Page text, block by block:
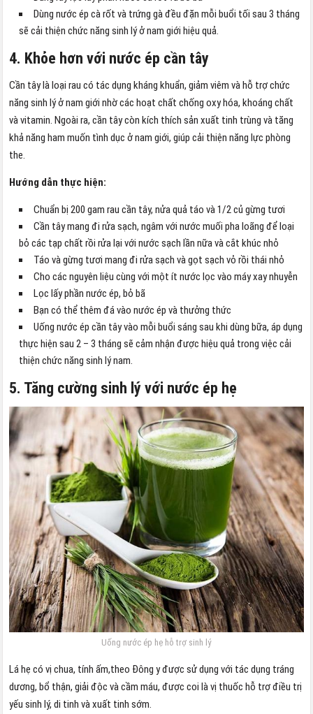
Dùng nước ép cà rốt và trứng gà đều đặn mỗi buổi tối sau 3 tháng
sẽ cải thiện chức năng sinh lý ở nam giới hiệu quả.
4. Khỏe hơn với nước ép cần tây
Cần tây là loại rau có tác dụng kháng khuẩn, giảm viêm và hỗ trợ chức
năng sinh lý ở nam giới nhờ các hoạt chất chống oxy hóa, khoáng chất
và vitamin. Ngoài ra, cần tây còn kích thích sản xuất tinh trùng và tăng
khả năng ham muốn tình dục ở nam giới, giúp cải thiện năng lực phòng
the.
Hướng dẫn thực hiện:
Chuẩn bị 200 gam rau cần tây, nửa quả táo và 1/2 củ gừng tươi
Cần tây mang đi rửa sạch, ngâm với nước muối pha loãng để loại
bỏ các tạp chất rồi rửa lại với nước sạch lần nữa và cắt khúc nhỏ
Táo và gừng tươi mang đi rửa sạch và gọt sạch vỏ rồi thái nhỏ
Cho các nguyên liệu cùng với một ít nước lọc vào máy xay nhuyễn
Lọc lấy phần nước ép, bỏ bã
Bạn có thể thêm đá vào nước ép và thưởng thức
Uống nước ép cần tây vào mỗi buổi sáng sau khi dùng bữa, áp dụng
thực hiện sau 2 – 3 tháng sẽ cảm nhận được hiệu quả trong việc cải
thiện chức năng sinh lý nam.
5. Tăng cường sinh lý với nước ép hẹ
Uống nước ép hẹ hỗ trợ sinh lý
Lá hẹ có vị chua, tính ấm,theo Đông y được sử dụng với tác dụng tráng
dương, bổ thận, giải độc và cầm máu, được coi là vị thuốc hỗ trợ điều trị
yếu sinh lý, di tinh và xuất tinh sớm.